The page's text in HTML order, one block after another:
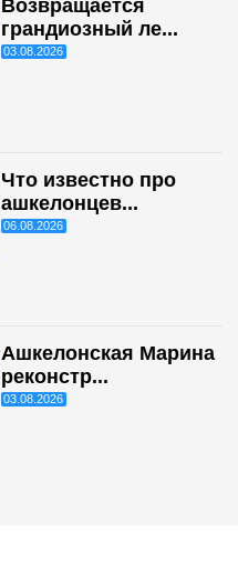
Возвращается
грандиозный ле...
03.08.2026
Что известно про
ашкелонцев...
06.08.2026
Ашкелонская Марина
реконстр...
03.08.2026